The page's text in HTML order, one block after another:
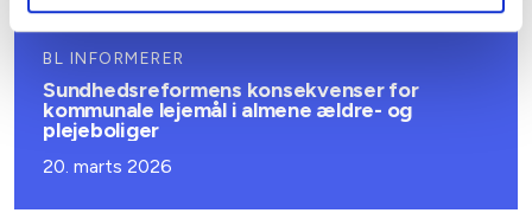
BL INFORMERER
Sundhedsreformens konsekvenser for
kommunale lejemål i almene ældre- og
plejeboliger
20. marts 2026